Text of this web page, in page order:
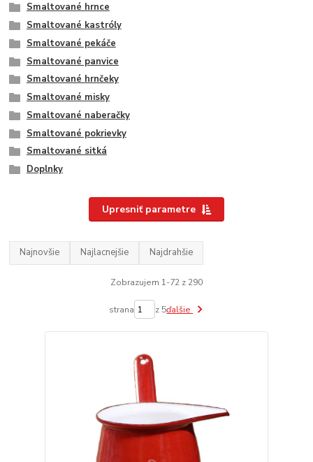
Smaltované hrnce
Smaltované kastróly
Smaltované pekáče
Smaltované panvice
Smaltované hrnčeky
Smaltované misky
Smaltované naberačky
Smaltované pokrievky
Smaltované sitká
Doplnky
Upresniť parametre
Najnovšie Najlacnejšie Najdrahšie
Zobrazujem 1-72 z 290
strana z 5ďalšie